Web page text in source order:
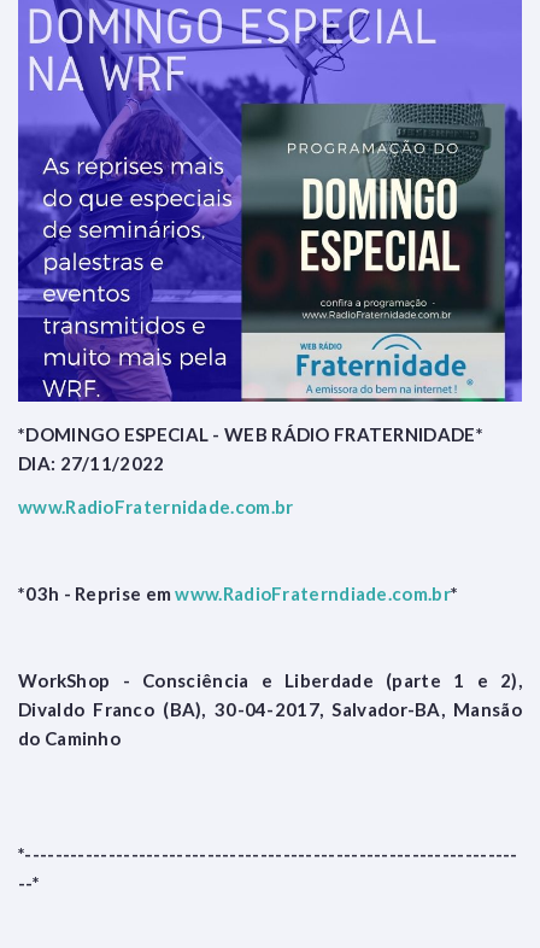
*DOMINGO ESPECIAL - WEB RÁDIO FRATERNIDADE*
DIA: 27/11/2022
www.RadioFraternidade.com.br
*03h - Reprise emwww.RadioFraterndiade.com.br*
WorkShop - Consciência e Liberdade (parte 1 e 2),
Divaldo Franco (BA), 30-04-2017, Salvador-BA, Mansão
do Caminho
*-----------------------------------------------------------------
--*